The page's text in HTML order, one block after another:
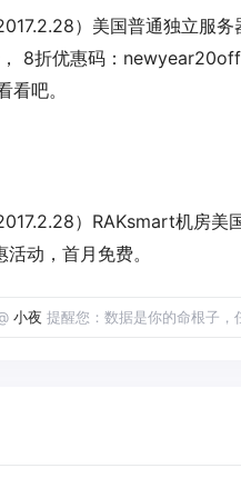
）美国普通独立服
8折优惠码： newyear20off
吧。
）RAKsmart机房
动，首月免费。
小夜 提醒您：数据是你的命根子，